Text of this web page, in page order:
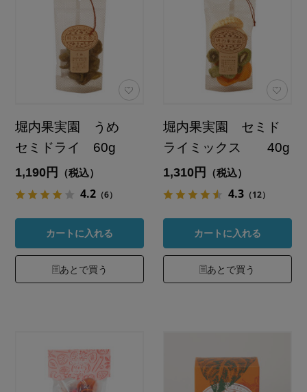
堀内果実園 うめ
セミドライ 60g
1,190円 （税込）
4.2 （6）
カートに入れる
あとで買う
堀内果実園 セミド
ライミックス 40g
1,310円 （税込）
4.3 （12）
カートに入れる
あとで買う